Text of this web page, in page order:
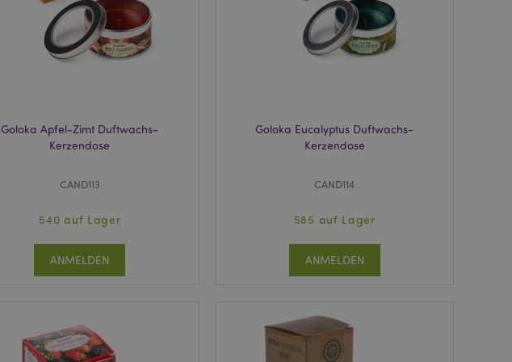
Goloka Apfel-Zimt Duftwachs-
Kerzendose
CAND113
540 auf Lager
ANMELDEN
Goloka Eucalyptus Duftwachs-
Kerzendose
CAND114
585 auf Lager
ANMELDEN
Das X-Magento-Vary-Cookie wird vom Magento 2-
System verwendet, um hervorzuheben, dass die
von einem Benutzer angeforderte Version einer
Seite geändert wurde. Es ermöglicht die
Speicherung verschiedener Versionen derselben
Seite im Cache, z. B. Varnish.
Speichert Produkt-IDs zuvor verglichener Produkte
zur einfachen Navigation.
Käufer initiierten Aktionen wie Wunschliste
anzeigen, Checkout-Informationen usw.
Speichert Produkt-IDs kürzlich verglichener
Produkte.
sich auf zuletzt angezeigte / verglichene Produkte
beschleunigen.
Speichert Produkt-IDs kürzlich angesehener